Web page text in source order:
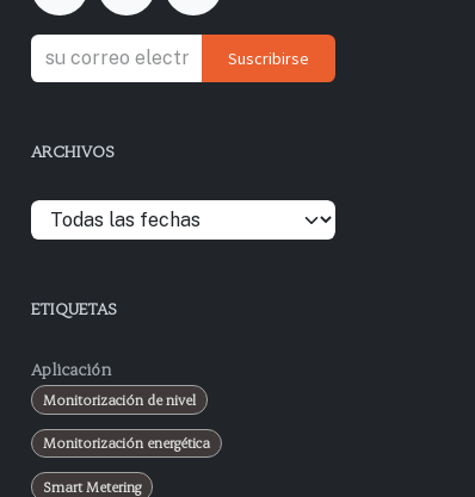
Suscribirse
ARCHIVOS
ETIQUETAS
Aplicación
Monitorización de nivel
Monitorización energética
Smart Metering